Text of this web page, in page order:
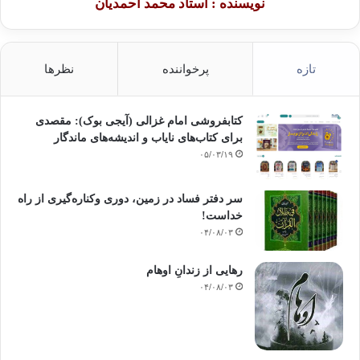
اخوان المسلمین حقیقت دعوت اخوان المسلمین
نویسنده : استاد محمد احمدیان
تازه پرخواننده نظرها
کتابفروشی امام غزالی (آیجی بوک): مقصدی
برای کتاب‌های نایاب و اندیشه‌های ماندگار
۰۵/۰۳/۱۹
سر دفتر فساد در زمین‌، دوری وکناره‌گیری از راه
خداست‌!
۰۴/۰۸/۰۳
رهایی از زندانِ اوهام
۰۴/۰۸/۰۳